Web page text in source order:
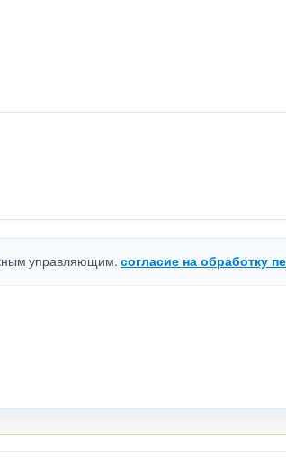
управляющим.согласие на обработку